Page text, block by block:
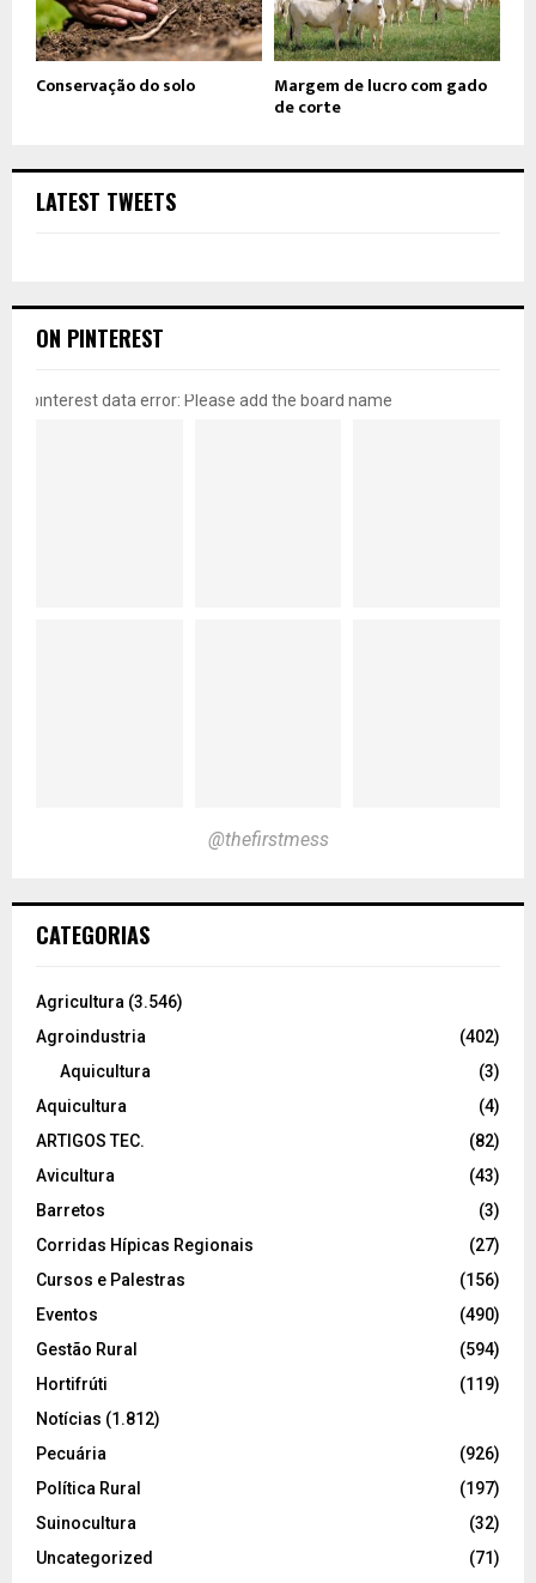
Conservação do solo Margem de lucro com gado
de corte
LATEST TWEETS
ON PINTEREST
pinterest data error: Please add the board name
@thefirstmess
CATEGORIAS
Agricultura (3.546)
Agroindustria
(402)
Aquicultura
(3)
Aquicultura
(4)
ARTIGOS TEC.
(82)
Avicultura
(43)
Barretos
(3)
Corridas Hípicas Regionais
(27)
Cursos e Palestras
(156)
Eventos
(490)
Gestão Rural
(594)
Hortifrúti
(119)
Notícias (1.812)
Pecuária
(926)
Política Rural
(197)
Suinocultura
(32)
Uncategorized
(71)